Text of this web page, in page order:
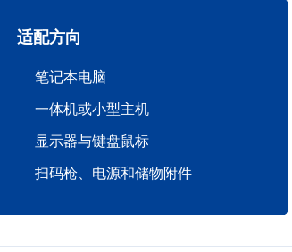
适配方向
笔记本电脑
一体机或小型主机
显示器与键盘鼠标
扫码枪、电源和储物附件